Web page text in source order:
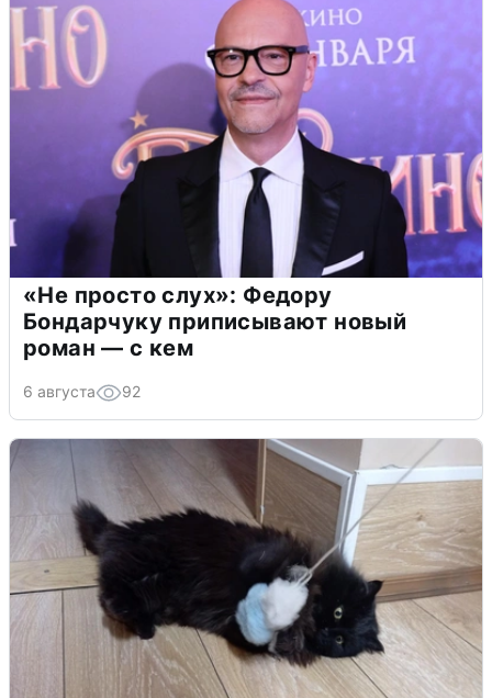
«Не просто слух»: Федору
Бондарчуку приписывают новый
роман — с кем
6 августа 92